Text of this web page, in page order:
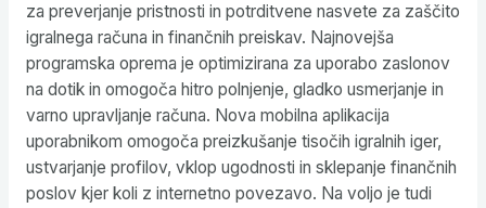
za preverjanje pristnosti in potrditvene nasvete za zaščito
igralnega računa in finančnih preiskav. Najnovejša
programska oprema je optimizirana za uporabo zaslonov
na dotik in omogoča hitro polnjenje, gladko usmerjanje in
varno upravljanje računa. Nova mobilna aplikacija
uporabnikom omogoča preizkušanje tisočih igralnih iger,
ustvarjanje profilov, vklop ugodnosti in sklepanje finančnih
poslov kjer koli z internetno povezavo. Na voljo je tudi